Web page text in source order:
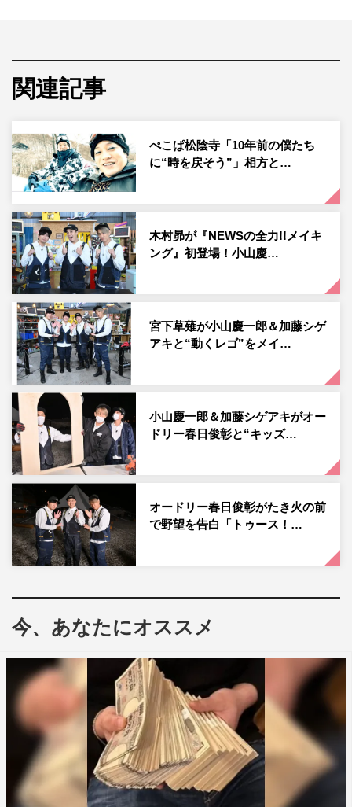
今回はぺこぱをゲストに迎え、食品サンプル作りに挑戦。
日本食品サンプルアート協会の代表理事で、国内の食品サ
ら、“思い出の料理”をテーマにメイキングする。
加藤は学生時代によく通っていたというオムライス専門
店・ラケルの「ハンバーグオムライス」を制作。加藤は同
じく当時卵がとろけるオムライスにハマっていた小山と共
に、思い出話に花を咲かせる。小山は誕生日に母親が必ず
買ってきてくれたというTop’sの「チョコレートケー
キ」、松陰寺太勇は12年間アルバイトをしていたレストラ
ン・新宿中村屋の「コールマンカリー」、シュウペイは大
好きな町中華の「麻婆チャーハン」を作ることに。
制作にとりかかる前に、まずは5つの並べられたお菓子の
中に紛れた食品サンプルを当てるゲームを行う。今井さん
から、これまで100人中1人しか正解を見抜けなかったと
言われ「我々をなめないでくださいよ～。僕ら当てちゃう
んで！」と謎の自信を見せる4人。しかし、今井さんが手
掛けたリアル過ぎる食品サンプルに困惑。その精巧さに一
同は驚がくする。
その後、いよいよ本物そっくりな食品サンプルを目指して
メイキング開始。入門編としてレタスとお好み焼き作りに
トライするも、4人は「これが初級？ 結構難しい」と苦
る場面も。果たして、思い出の詰まった料理を上手に再現
また、作業の合間に展開する「全力！トーキング」では、
ジャニーズに憧れて芸能界へ入ったシュウペイが、小学生
のときにジャニーズ事務所の一次選考を通過していたと告
白。すると、同い年の加藤と同じ時期に履歴書を送ってい
たことが判明。小山から「もしかしたらNEWSのメンバー
だったかも！？」と言われたシュウペイが今からジャニー
関連記事
ぺこぱ松陰寺「10年前の僕たち
に“時を戻そう”」相方と…
木村昴が『NEWSの全力!!メイキ
ング』初登場！小山慶…
宮下草薙が小山慶一郎＆加藤シゲ
アキと“動くレゴ”をメイ…
小山慶一郎＆加藤シゲアキがオー
ドリー春日俊彰と“キッズ…
オードリー春日俊彰がたき火の前
で野望を告白「トゥース！…
今、あなたにオススメ